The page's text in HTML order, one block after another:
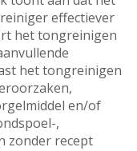
effectiever
het tongreinigen
het tongreinigen
en/of
,
zonder recept